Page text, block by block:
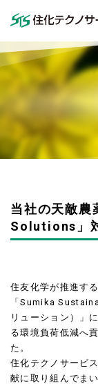
当社の天敵
Solutions」
住友化学が推進す
「Sumika
リューション）」
る環境負荷低減へ
た。
住化テクノサービ
献に取り組んでまい